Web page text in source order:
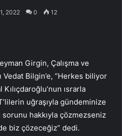
2022 0 12
Girgin, Çalışma ve
Bilgin’e, “Herkes biliyor
Kılıçdaroğlu’nun ısrarla
uğraşıyla gündeminize
sorunu hakkıyla çözmezseniz
biz çözeceğiz” dedi.